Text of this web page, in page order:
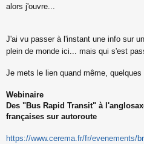
s
e
n
l
alors j'ouvre...
J'ai vu passer à l'instant une info sur
plein de monde ici... mais qui s'est
Je mets le lien quand même, quelques
Webinaire
Des "Bus Rapid Transit" à
françaises sur autoroute
https://www.cerema.fr/fr/evenements/